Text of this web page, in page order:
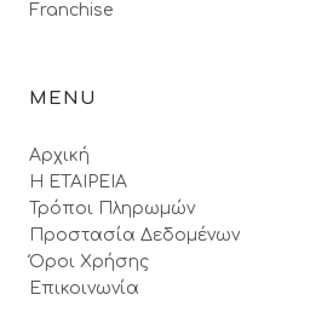
Franchise
MENU
Αρχική
Η ΕΤΑΙΡΕΙΑ
Τρόποι Πληρωμών
Προστασία Δεδομένων
Όροι Xρήσης
Επικοινωνία